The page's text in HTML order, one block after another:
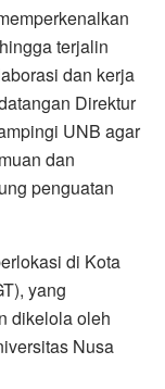
terjalin
dan kerja
Direktur
UNB agar
dan
penguatan
di Kota
yang
dikelola oleh
Nusa